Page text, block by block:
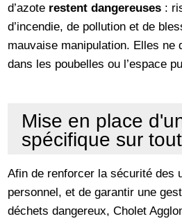
d’azote restent dangereuses :
d’incendie, de pollution et de
mauvaise manipulation. Elles ne
dans les poubelles ou l’espace
Mise en place
spécifique sur
Afin de renforcer la sécurité des
personnel, et de garantir une
déchets dangereux, Cholet